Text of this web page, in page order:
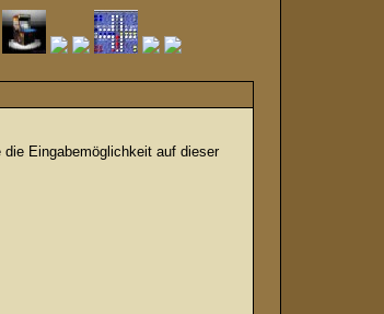
Eingabemöglichkeit auf dieser